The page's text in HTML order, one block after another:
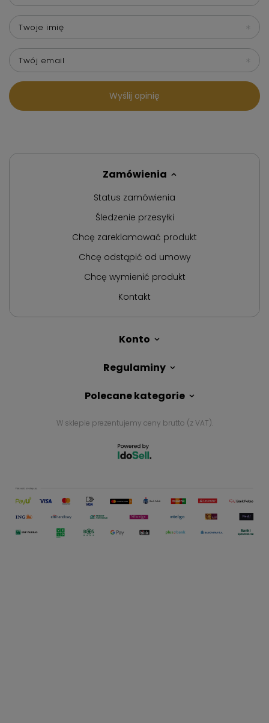
Twoje imię
Twój email
Wyślij opinię
Zamówienia
Status zamówienia
Śledzenie przesyłki
Chcę zareklamować produkt
Chcę odstąpić od umowy
Chcę wymienić produkt
Kontakt
Konto
Regulaminy
Polecane kategorie
W sklepie prezentujemy ceny brutto (z VAT).